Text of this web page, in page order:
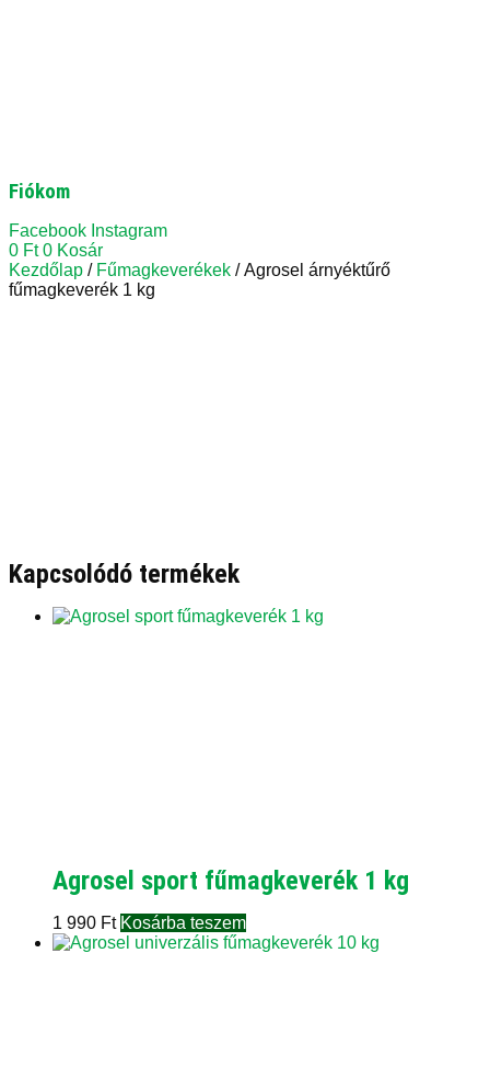
Fiókom
Facebook Instagram
0 Ft 0 Kosár
Kezdőlap / Fűmagkeverékek / Agrosel árnyéktűrő
fűmagkeverék 1 kg
Kapcsolódó termékek
Agrosel sport fűmagkeverék 1 kg
1 990 Ft Kosárba teszem